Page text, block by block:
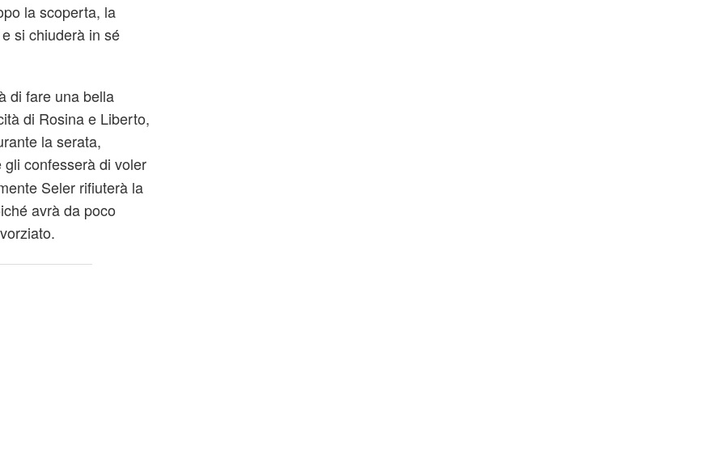
la scoperta, la
si chiuderà in sé
di fare una bella
di Rosina e Liberto,
la serata,
confesserà di voler
Seler rifiuterà la
avrà da poco